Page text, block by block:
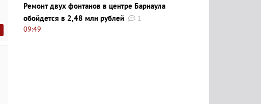
Ремонт двух фонтанов в центре Барнаула
обойдется в 2,48 млн рублей
1
09:49